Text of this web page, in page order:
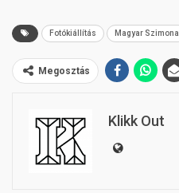
Fotókiállítás Magyar Szimona
Megosztás
Klikk Out